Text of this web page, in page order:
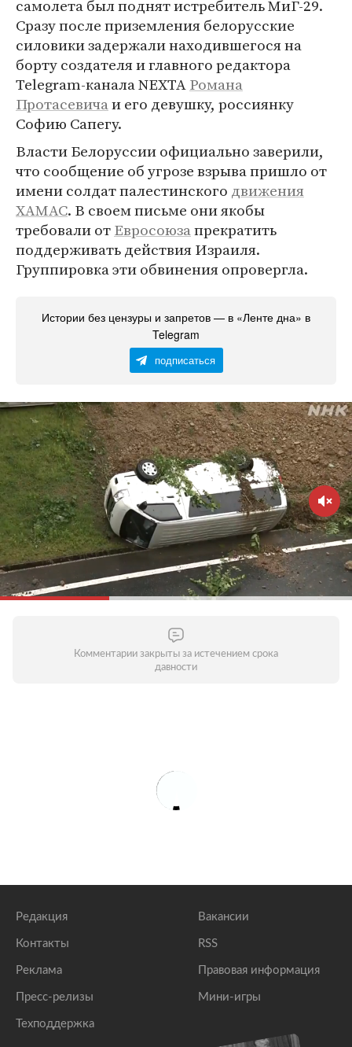
самолета был поднят истребитель МиГ-29.
Сразу после приземления белорусские
силовики задержали находившегося на
борту создателя и главного редактора
Telegram-канала NEXTAРомана
Протасевичаи его девушку, россиянку
Софию Сапегу.
Власти Белоруссии официально заверили,
что сообщение об угрозе взрыва пришло от
имени солдат палестинского движения
ХАМАС. В своем письме они якобы
требовали отЕвросоюзапрекратить
поддерживать действия Израиля.
Группировка эти обвинения опровергла.
Истории без цензуры и запретов — в «Ленте дна» в
Telegram
подписаться
Комментарии закрыты за истечением срока
давности
Редакция
Контакты
Реклама
Пресс-релизы
Техподдержка
Вакансии
RSS
Правовая информация
Мини-игры